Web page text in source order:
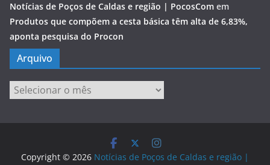
Notícias de Poços de Caldas e região | PocosCom em
Produtos que compõem a cesta básica têm alta de 6,83%,
aponta pesquisa do Procon
Arquivo
Arquivo
Copyright © 2026 Notícias de Poços de Caldas e região |